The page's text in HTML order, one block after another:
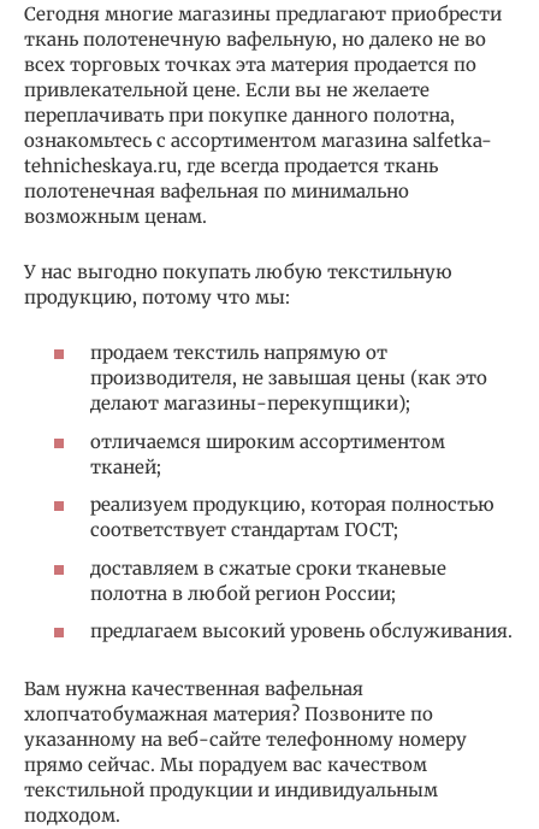
Сегодня многие магазины предлагают приобрести
ткань полотенечную вафельную, но далеко не во
всех торговых точках эта материя продается по
привлекательной цене. Если вы не желаете
переплачивать при покупке данного полотна,
ознакомьтесь с ассортиментом магазина salfetka-
tehnicheskaya.ru, где всегда продается ткань
полотенечная вафельная по минимально
возможным ценам.
У нас выгодно покупать любую текстильную
продукцию, потому что мы:
продаем текстиль напрямую от
производителя, не завышая цены (как это
делают магазины-перекупщики);
отличаемся широким ассортиментом
тканей;
реализуем продукцию, которая полностью
соответствует стандартам ГОСТ;
доставляем в сжатые сроки тканевые
полотна в любой регион России;
предлагаем высокий уровень обслуживания.
Вам нужна качественная вафельная
хлопчатобумажная материя? Позвоните по
указанному на веб-сайте телефонному номеру
прямо сейчас. Мы порадуем вас качеством
текстильной продукции и индивидуальным
подходом.